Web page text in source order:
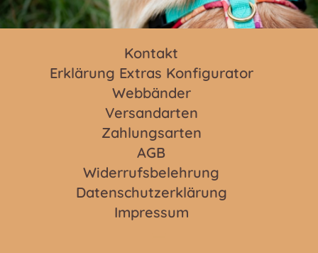
Kontakt
Erklärung Extras Konfigurator
Webbänder
Versandarten
Zahlungsarten
AGB
Widerrufsbelehrung
Datenschutzerklärung
Impressum